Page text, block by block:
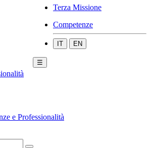
Terza Missione
Competenze
IT EN
☰
e Professionalità